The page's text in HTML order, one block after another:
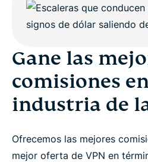
las VPN
exclusivos
Represente al servidor de
Contacto
Gane las
comisiones
industria de
Ofrecemos las mejores
mejor oferta de VPN en